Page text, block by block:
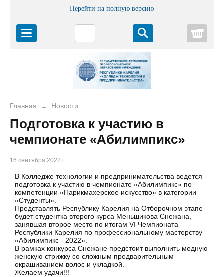
Перейти на полную версию
Главная → Новости
Подготовка к участию в
чемпионате «Абилимпикс»
16 сентября 2022 г.
В Колледже технологии и предпринимательства ведется
подготовка к участию в чемпионате «Абилимпикс» по
компетенции «Парикмахерское искусство» в категории
«Студенты».
Представлять Республику Карелия на Отборочном этапе
будет студентка второго курса Меньшикова Снежана,
занявшая второе место по итогам VI Чемпионата
Республики Карелия по профессиональному мастерству
«Абилимпикс - 2022».
В рамках конкурса Снежане предстоит выполнить модную
женскую стрижку со сложным предварительным
окрашиванием волос и укладкой.
Желаем удачи!!!